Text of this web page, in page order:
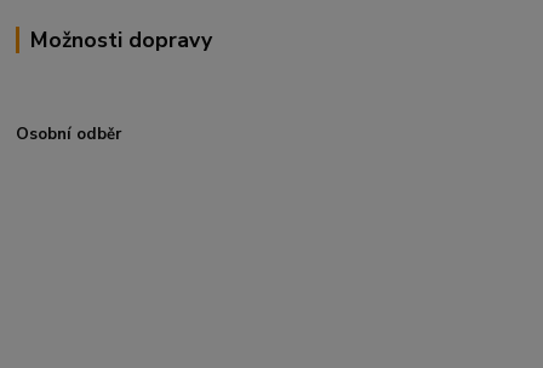
Možnosti dopravy
Osobní odběr